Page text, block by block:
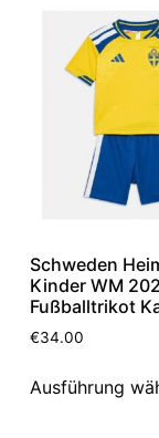
Schweden
Kinder WM
Fußballtrikot
€34.00
Ausführung